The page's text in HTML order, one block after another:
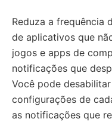
Reduza a frequência
de aplicativos que
jogos e apps de
notificações que
Você pode
configurações de
as notificações que